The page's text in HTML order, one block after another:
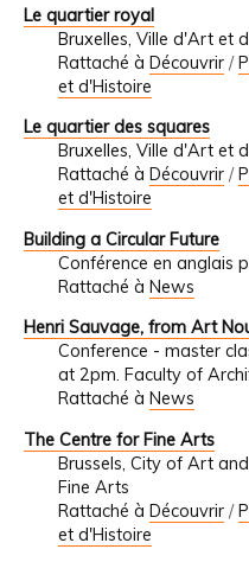
Le quartier royal
Bruxelles, Ville d'Art et
Rattaché à Découvrir /
et d'Histoire
Le quartier des squares
Bruxelles, Ville d'Art et
Rattaché à Découvrir /
et d'Histoire
Building a Circular Future
Conférence en anglais
Rattaché à News
Henri Sauvage, from Art
Conference - master
at 2pm. Faculty of
Rattaché à News
The Centre for Fine Arts
Brussels, City of Art
Fine Arts
Rattaché à Découvrir /
et d'Histoire